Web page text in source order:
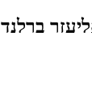
ברלנד